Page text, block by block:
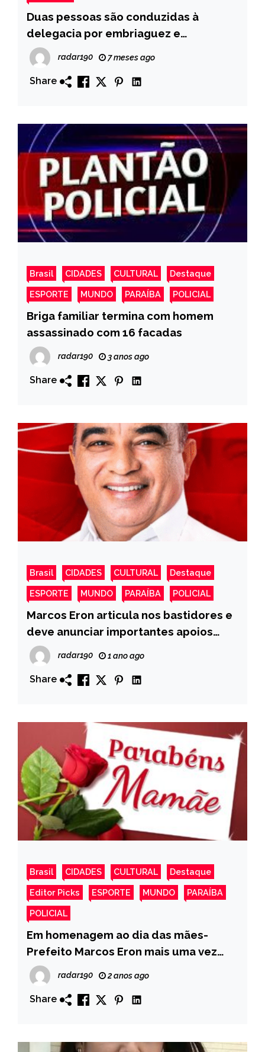
Duas pessoas são conduzidas à
delegacia por embriaguez e
desordem em Monte Horebe
radar190 7 meses ago
Share
Brasil CIDADES CULTURAL Destaque
ESPORTE MUNDO PARAÍBA POLICIAL
Briga familiar termina com homem
assassinado com 16 facadas
radar190 3 anos ago
Share
Brasil CIDADES CULTURAL Destaque
ESPORTE MUNDO PARAÍBA POLICIAL
Marcos Eron articula nos bastidores e
deve anunciar importantes apoios
regionais em seu projeto rumo à
Assembleia Legislativa da Paraíba
radar190 1 ano ago
Share
Brasil CIDADES CULTURAL Destaque
Editor Picks ESPORTE MUNDO PARAÍBA
POLICIAL
Em homenagem ao dia das mães-
Prefeito Marcos Eron mais uma vez
antecipará o pagamento dos
funcionários públicos referentes ao
mês de maio de 2024, em 21 dias.Em
radar190 2 anos ago
Share